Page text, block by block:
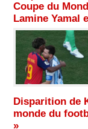
Coupe du
Lamine Yamal
Disparition de
monde du
»